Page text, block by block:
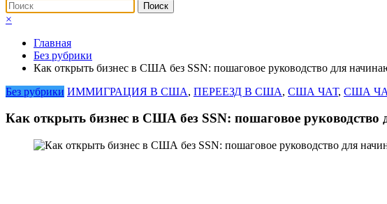
×
Главная
Без рубрики
Как открыть бизнес в США без SSN: пошаговое руководство для
Без рубрики ИММИГРАЦИЯ В США, ПЕРЕЕЗД В США, США ЧАТ, США
Как открыть бизнес в США без SSN: пошаговое